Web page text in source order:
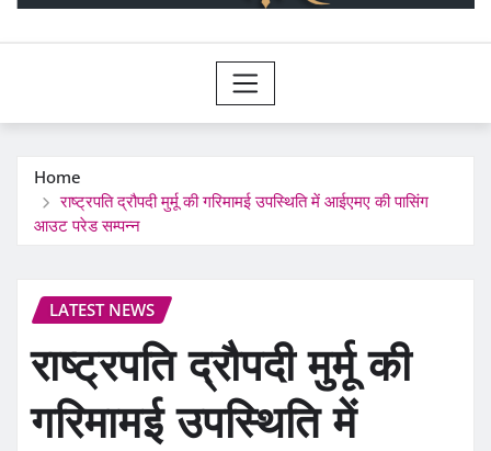
Home
राष्ट्रपति द्रौपदी मुर्मू की गरिमामई उपस्थिति में आईएमए की पासिंग
आउट परेड सम्पन्न
LATEST NEWS
राष्ट्रपति द्रौपदी मुर्मू की
गरिमामई उपस्थिति में